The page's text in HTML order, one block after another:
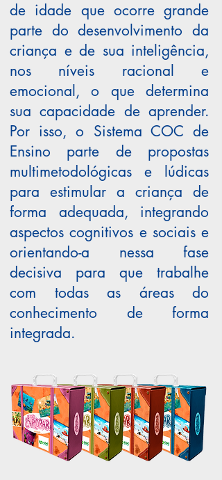
de idade que ocorre grande
parte do desenvolvimento da
criança e de sua inteligência,
nos níveis racional e
emocional, o que determina
sua capacidade de aprender.
Por isso, o Sistema COC de
Ensino parte de propostas
multimetodológicas e lúdicas
para estimular a criança de
forma adequada, integrando
aspectos cognitivos e sociais e
orientando-a nessa fase
decisiva para que trabalhe
com todas as áreas do
conhecimento de forma
integrada.